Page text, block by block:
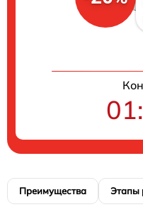
Преимущества Этапы